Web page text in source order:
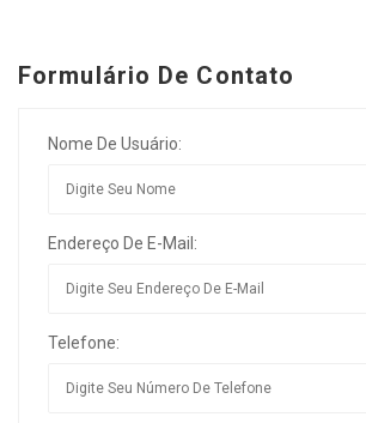
Formulário De Contato
Nome De Usuário:
Endereço De E-Mail:
Telefone: